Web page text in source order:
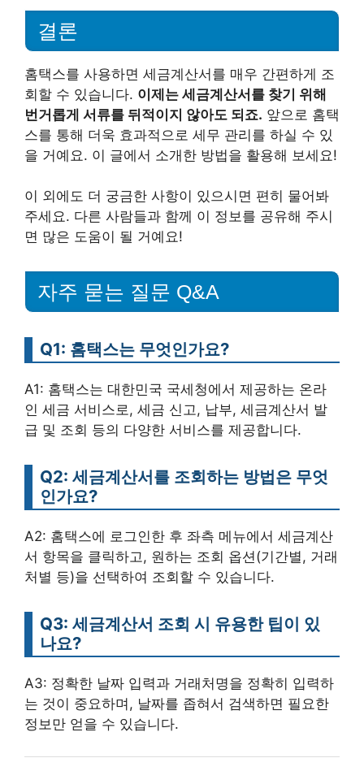
결론
홈택스를 사용하면 세금계산서를 매우 간편하게 조
회할 수 있습니다. 이제는 세금계산서를 찾기 위해
번거롭게 서류를 뒤적이지 않아도 되죠. 앞으로 홈택
스를 통해 더욱 효과적으로 세무 관리를 하실 수 있
을 거예요. 이 글에서 소개한 방법을 활용해 보세요!
이 외에도 더 궁금한 사항이 있으시면 편히 물어봐
주세요. 다른 사람들과 함께 이 정보를 공유해 주시
면 많은 도움이 될 거예요!
자주 묻는 질문 Q&A
Q1: 홈택스는 무엇인가요?
A1: 홈택스는 대한민국 국세청에서 제공하는 온라
인 세금 서비스로, 세금 신고, 납부, 세금계산서 발
급 및 조회 등의 다양한 서비스를 제공합니다.
Q2: 세금계산서를 조회하는 방법은 무엇
인가요?
A2: 홈택스에 로그인한 후 좌측 메뉴에서 세금계산
서 항목을 클릭하고, 원하는 조회 옵션(기간별, 거래
처별 등)을 선택하여 조회할 수 있습니다.
Q3: 세금계산서 조회 시 유용한 팁이 있
나요?
A3: 정확한 날짜 입력과 거래처명을 정확히 입력하
는 것이 중요하며, 날짜를 좁혀서 검색하면 필요한
정보만 얻을 수 있습니다.